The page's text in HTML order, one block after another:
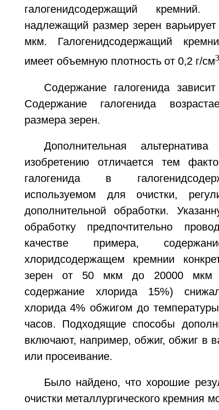
галогенидсодержащий
надлежащий размер зерен
мкм. Галогенидсодержащий
имеет объемную плотность от 0,2 г/см3
Содержание галогенида
Содержание галогенида
размера зерен.
Дополнительная
изобретению отличается тем
галогенида в
используемом для очистки,
дополнительной обработки.
обработку предпочтительно
качестве примера,
хлоридсодержащем кремнии
зерен от 50 мкм до 20000 мкм
содержание хлорида 15%)
хлорида 4% обжигом до
часов. Подходящие способы
включают, например, обжиг, обжиг в
или просеивание.
Было найдено, что хорошие
очистки металлургического кремния